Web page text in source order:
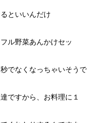
といいんだけ
でなくなっちゃいそうで
ですから、お料理に１